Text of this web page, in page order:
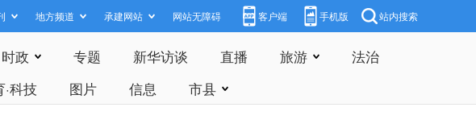
地方频道 承建网站 网站无障碍 客户端 手机版 站内搜索
时政 专题 新华访谈 直播 旅游
法治
科技 图片 信息 市县